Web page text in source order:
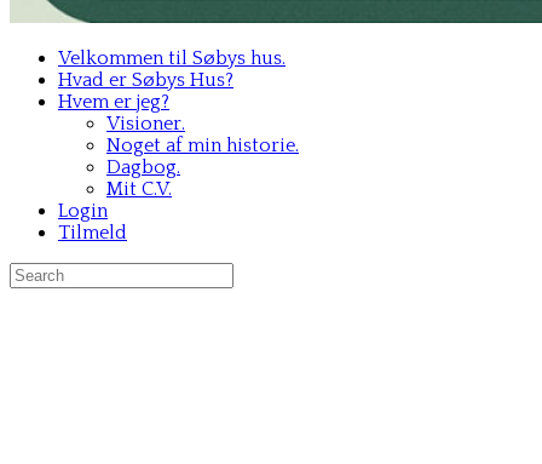
Velkommen til Søbys hus.
Hvad er Søbys Hus?
Hvem er jeg?
Visioner.
Noget af min historie.
Dagbog.
Mit C.V.
Login
Tilmeld
Search
for: